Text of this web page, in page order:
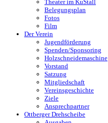
Theater im KuStall
Belegungsplan
Fotos
Film
Der Verein
Jugendförderung
Spenden/Sponsoring
Holzschneidemaschine
Vorstand
Satzung
Mitgliedschaft
Vereinsgeschichte
Ziele
Ansprechpartner
Ottberger Drehscheibe